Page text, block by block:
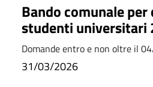
Bando comunale
studenti universitari
Domande entro e non oltre il
31/03/2026